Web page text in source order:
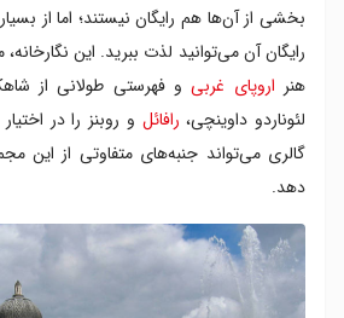
بخشی از آن‌ها هم رایگان نیستند؛ اما از
رایگان آن می‌توانید لذت ببرید. این
هنر اروپای غربیو فهرستی طولانی از
لئوناردو داوینچی، رافائل و روبنز را در
گالری می‌تواند جنبه‌های متفاوتی از این
دهد.